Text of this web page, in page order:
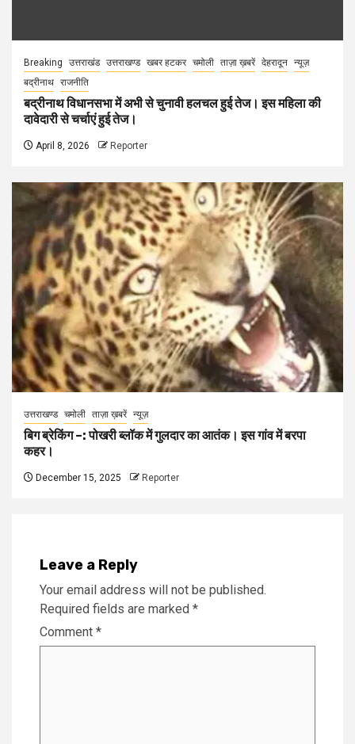
Breaking उत्तराखंड उत्तराखण्ड खबर हटकर चमोली ताज़ा ख़बरें देहरादून न्यूज़
बद्रीनाथ राजनीति
बद्रीनाथ विधानसभा में अभी से चुनावी हलचल हुई तेज। इस महिला की
दावेदारी से चर्चाएं हुई तेज।
April 8, 2026 Reporter
उत्तराखण्ड चमोली ताज़ा ख़बरें न्यूज़
बिग ब्रेकिंग –: पोखरी ब्लॉक में गुलदार का आतंक। इस गांव में बरपा
कहर।
December 15, 2025 Reporter
Leave a Reply
Your email address will not be published.
Required fields are marked *
Comment *